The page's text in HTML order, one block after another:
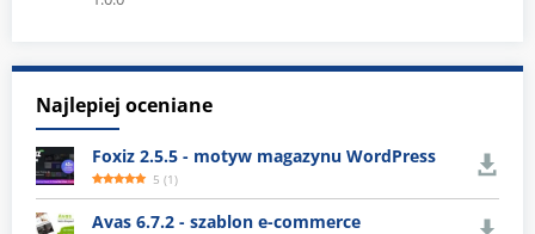
Najlepiej oceniane
Foxiz 2.5.5 - motyw magazynu WordPress
5 (1)
Avas 6.7.2 - szablon e-commerce